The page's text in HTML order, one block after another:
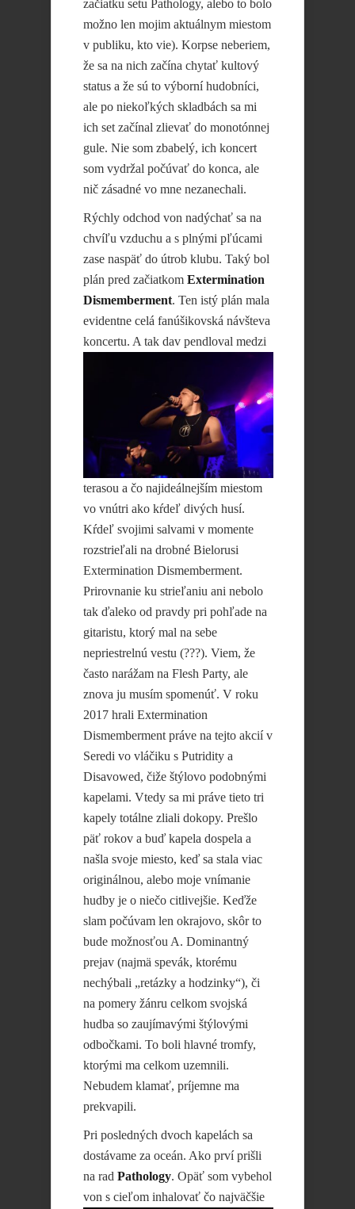
začiatku setu Pathology, alebo to bolo
možno len mojim aktuálnym miestom
v publiku, kto vie). Korpse neberiem,
že sa na nich začína chytať kultový
status a že sú to výborní hudobníci,
ale po niekoľkých skladbách sa mi
ich set začínal zlievať do monotónnej
gule. Nie som zbabelý, ich koncert
som vydržal počúvať do konca, ale
nič zásadné vo mne nezanechali.
Rýchly odchod von nadýchať sa na
chvíľu vzduchu a s plnými pľúcami
zase naspäť do útrob klubu. Taký bol
plán pred začiatkom Extermination
Dismemberment. Ten istý plán mala
evidentne celá fanúšikovská návšteva
koncertu. A tak dav pendloval medzi
terasou a čo najideálnejším miestom
vo vnútri ako kŕdeľ divých husí.
Kŕdeľ svojimi salvami v momente
rozstrieľali na drobné Bielorusi
Extermination Dismemberment.
Prirovnanie ku strieľaniu ani nebolo
tak ďaleko od pravdy pri pohľade na
gitaristu, ktorý mal na sebe
nepriestrelnú vestu (???). Viem, že
často narážam na Flesh Party, ale
znova ju musím spomenúť. V roku
2017 hrali Extermination
Dismemberment práve na tejto akcií v
Seredi vo vláčiku s Putridity a
Disavowed, čiže štýlovo podobnými
kapelami. Vtedy sa mi práve tieto tri
kapely totálne zliali dokopy. Prešlo
päť rokov a buď kapela dospela a
našla svoje miesto, keď sa stala viac
originálnou, alebo moje vnímanie
hudby je o niečo citlivejšie. Keďže
slam počúvam len okrajovo, skôr to
bude možnosťou A. Dominantný
prejav (najmä spevák, ktorému
nechýbali „retázky a hodzinky“), či
na pomery žánru celkom svojská
hudba so zaujímavými štýlovými
odbočkami. To boli hlavné tromfy,
ktorými ma celkom uzemnili.
Nebudem klamať, príjemne ma
prekvapili.
Pri posledných dvoch kapelách sa
dostávame za oceán. Ako prví prišli
na rad Pathology. Opäť som vybehol
von s cieľom inhalovať čo najväčšie